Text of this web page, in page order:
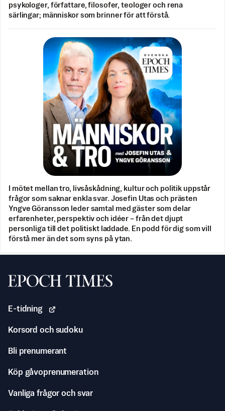
psykologer, författare, filosofer, teologer och rena
särlingar; människor som brinner för att förstå.
I mötet mellan tro, livsåskådning, kultur och politik uppstår
frågor som saknar enkla svar. Josefin Utas och prästen
Yngve Göransson leder samtal med gäster som delar
erfarenheter, perspektiv och idéer – från det djupt
personliga till det politiskt laddade. En podd för dig som vill
förstå mer än det som syns på ytan.
Svenska Epoch Times
E-tidning
Korsord och sudoku
Bli prenumerant
Köp gåvoprenumeration
Vanliga frågor och svar